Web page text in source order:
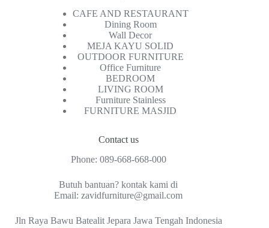
CAFE AND RESTAURANT
Dining Room
Wall Decor
MEJA KAYU SOLID
OUTDOOR FURNITURE
Office Furniture
BEDROOM
LIVING ROOM
Furniture Stainless
FURNITURE MASJID
Contact us
Phone: 089-668-668-000
Butuh bantuan? kontak kami di
Email:zavidfurniture@gmail.com
Jln Raya Bawu Batealit Jepara Jawa Tengah Indonesia